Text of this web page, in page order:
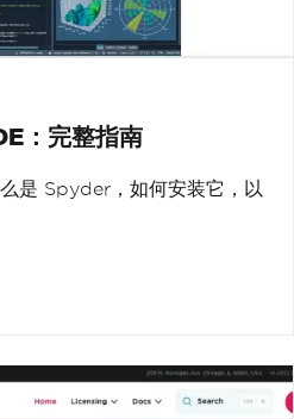
：完整指南
是 Spyder，如何安装它，以